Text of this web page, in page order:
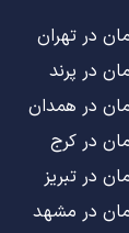
در تهران
در پرند
در همدان
در کرج
در تبریز
در مشهد